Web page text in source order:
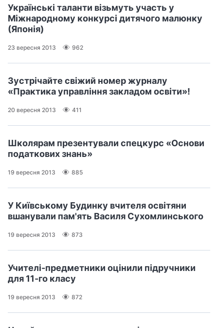
Українські таланти візьмуть участь у
Міжнародному конкурсі дитячого малюнку
(Японія)
23 вересня 2013 962
Зустрічайте свіжий номер журналу
«Практика управління закладом освіти»!
20 вересня 2013 411
Школярам презентували спецкурс «Основи
податкових знань»
19 вересня 2013 885
У Київському Будинку вчителя освітяни
вшанували пам'ять Василя Сухомлинського
19 вересня 2013 873
Учителі-предметники оцінили підручники
для 11-го класу
19 вересня 2013 872